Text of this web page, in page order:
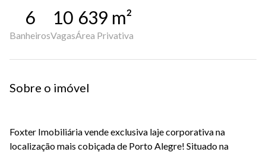
6
Banheiros
10
Vagas
639 m²
Área Privativa
Sobre o imóvel
Foxter Imobiliária vende exclusiva laje corporativa na
localização mais cobiçada de Porto Alegre! Situado na